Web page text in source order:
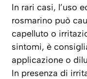
In rari casi, l’uso
rosmarino può
capelluto o
sintomi, è
applicazione o
In presenza di